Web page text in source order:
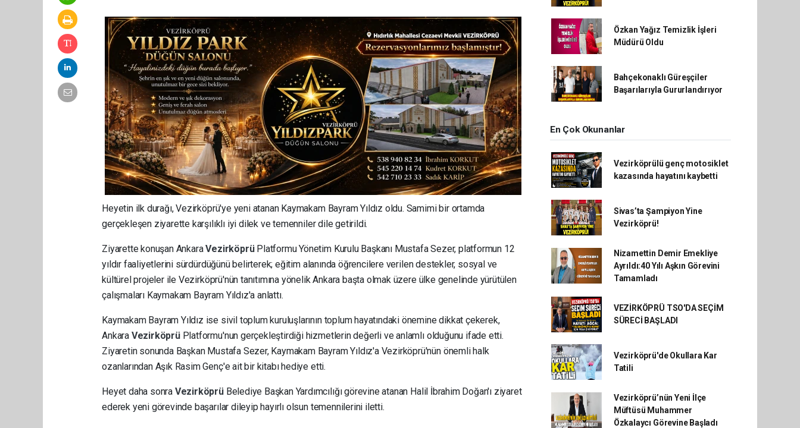
Heyetin ilk durağı, Vezirköprü'ye yeni atanan Kaymakam Bayram Yıldız oldu. Samimi bir ortamda
gerçekleşen ziyarette karşılıklı iyi dilek ve temenniler dile getirildi.
Ziyarette konuşan AnkaraVezirköprü Platformu Yönetim Kurulu Başkanı Mustafa Sezer, platformun 12
yıldır faaliyetlerini sürdürdüğünü belirterek; eğitim alanında öğrencilere verilen destekler, sosyal ve
kültürel projeler ile Vezirköprü'nün tanıtımına yönelik Ankara başta olmak üzere ülke genelinde yürütülen
çalışmaları Kaymakam Bayram Yıldız'a anlattı.
Kaymakam Bayram Yıldız ise sivil toplum kuruluşlarının toplum hayatındaki önemine dikkat çekerek,
Ankara Vezirköprü Platformu'nun gerçekleştirdiği hizmetlerin değerli ve anlamlı olduğunu ifade etti.
Ziyaretin sonunda Başkan Mustafa Sezer, Kaymakam Bayram Yıldız'a Vezirköprü'nün önemli halk
ozanlarından Aşık Rasim Genç'e ait bir kitabı hediye etti.
Heyet daha sonra Vezirköprü Belediye Başkan Yardımcılığı görevine atanan Halil İbrahim Doğan'ı ziyaret
ederek yeni görevinde başarılar dileyip hayırlı olsun temennilerini iletti.
Özkan Yağız Temizlik İşleri
Müdürü Oldu
Bahçekonaklı Güreşçiler
Başarılarıyla Gururlandırıyor
En Çok Okunanlar
Vezirköprülü genç motosiklet
kazasında hayatını kaybetti
Sivas’ta Şampiyon Yine
Vezirköprü!
Nizamettin Demir Emekliye
Ayrıldı:40 Yılı Aşkın Görevini
Tamamladı
VEZİRKÖPRÜ TSO'DA SEÇİM
SÜRECİ BAŞLADI
Vezirköprü'de Okullara Kar
Tatili
Vezirköprü’nün Yeni İlçe
Müftüsü Muhammer
Özkalaycı Görevine Başladı